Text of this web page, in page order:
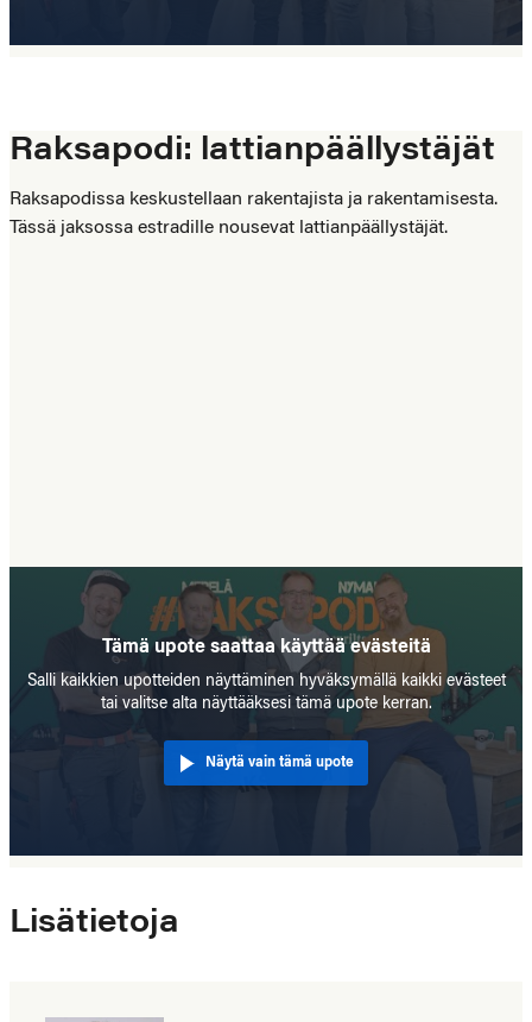
Raksapodi: lattianpäällystäjät
Raksapodissa keskustellaan rakentajista ja rakentamisesta.
Tässä jaksossa estradille nousevat lattianpäällystäjät.
Tämä upote saattaa käyttää evästeitä
Salli kaikkien upotteiden näyttäminen hyväksymällä kaikki evästeet
tai valitse alta näyttääksesi tämä upote kerran.
Näytä vain tämä upote
Lisätietoja